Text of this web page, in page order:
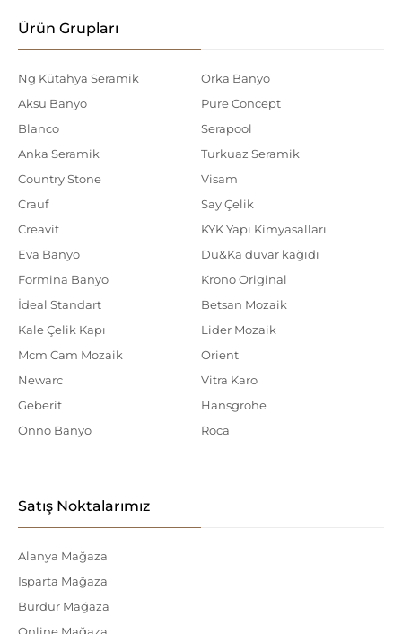
Ürün Grupları
Ng Kütahya Seramik
Aksu Banyo
Blanco
Anka Seramik
Country Stone
Crauf
Creavit
Eva Banyo
Formina Banyo
İdeal Standart
Kale Çelik Kapı
Mcm Cam Mozaik
Newarc
Geberit
Onno Banyo
Orka Banyo
Pure Concept
Serapool
Turkuaz Seramik
Visam
Say Çelik
KYK Yapı Kimyasalları
Du&Ka duvar kağıdı
Krono Original
Betsan Mozaik
Lider Mozaik
Orient
Vitra Karo
Hansgrohe
Roca
Satış Noktalarımız
Alanya Mağaza
Isparta Mağaza
Burdur Mağaza